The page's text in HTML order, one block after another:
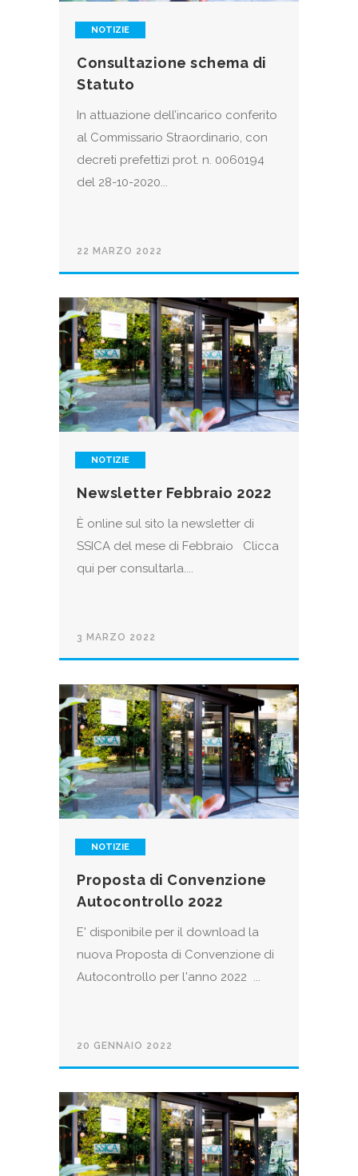
NOTIZIE
Consultazione schema di
Statuto
In attuazione dell’incarico conferito
al Commissario Straordinario, con
decreti prefettizi prot. n. 0060194
del 28-10-2020...
22 MARZO 2022
NOTIZIE
Newsletter Febbraio 2022
È online sul sito la newsletter di
SSICA del mese di Febbraio Clicca
qui per consultarla....
3 MARZO 2022
NOTIZIE
Proposta di Convenzione
Autocontrollo 2022
E' disponibile per il download la
nuova Proposta di Convenzione di
Autocontrollo per l'anno 2022 ...
20 GENNAIO 2022